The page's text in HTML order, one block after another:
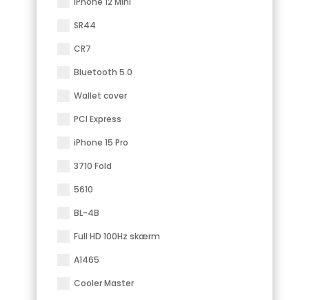
SR44
CR7
Bluetooth 5.0
Wallet cover
PCI Express
iPhone 15 Pro
3710 Fold
5610
BL-4B
Full HD 100Hz skærm
A1465
Cooler Master